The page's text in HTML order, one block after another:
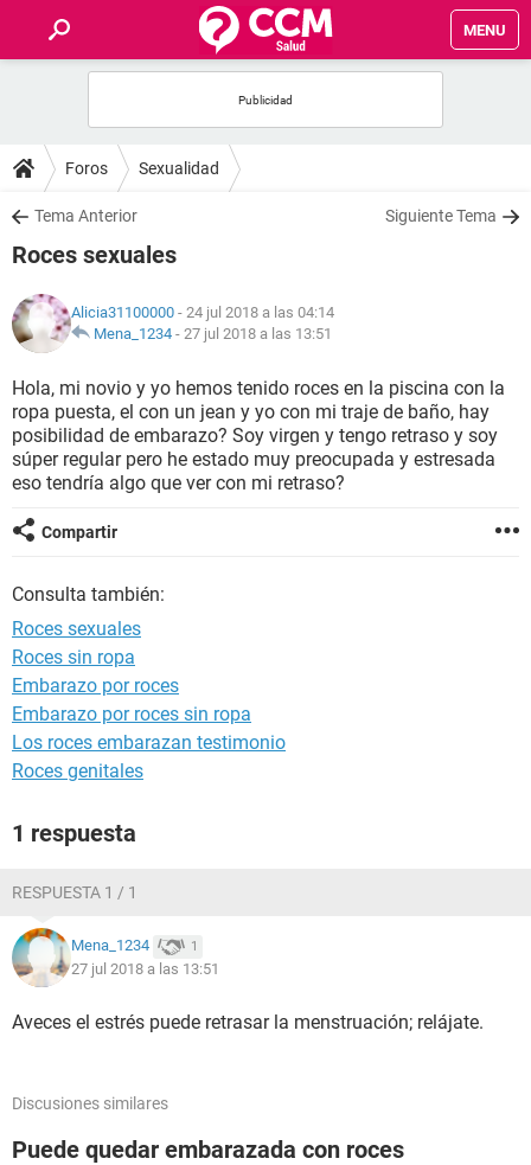
MENU
FOROS
SALUD
NUTRICIÓN
BIENESTAR
SEXUALIDAD
GLOSARIO
Foros Sexualidad
Tema Anterior Siguiente Tema
Roces sexuales
Alicia31100000 - 24 jul 2018 a las 04:14
Mena_1234 - 27 jul 2018 a las 13:51
Hola, mi novio y yo hemos tenido roces en la piscina con la
ropa puesta, el con un jean y yo con mi traje de baño, hay
posibilidad de embarazo? Soy virgen y tengo retraso y soy
súper regular pero he estado muy preocupada y estresada
eso tendría algo que ver con mi retraso?
Compartir
Consulta también:
Roces sexuales
Roces sin ropa
Embarazo por roces
Embarazo por roces sin ropa
Los roces embarazan testimonio
Roces genitales
1 respuesta
RESPUESTA 1 / 1
Mena_1234 1
27 jul 2018 a las 13:51
Aveces el estrés puede retrasar la menstruación; relájate.
Discusiones similares
Puede quedar embarazada con roces